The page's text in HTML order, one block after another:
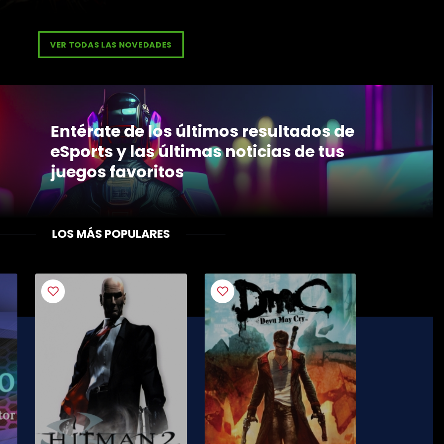
VER TODAS LAS NOVEDADES
Entérate de los últimos resultados de
eSports y las últimas noticias de tus
juegos favoritos
LOS MÁS POPULARES